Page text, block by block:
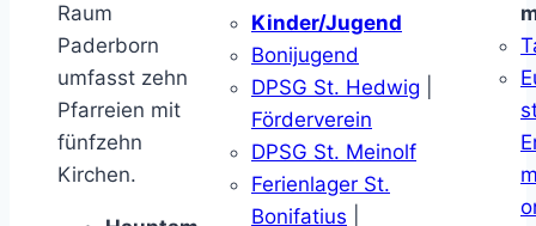
Raum
Paderborn
umfasst zehn
Pfarreien mit
fünfzehn
Kirchen.
Kinder/Jugend
Bonijugend
DPSG St. Hedwig
Förderverein
DPSG St. Meinolf
Ferienlager St.
Bonifatius